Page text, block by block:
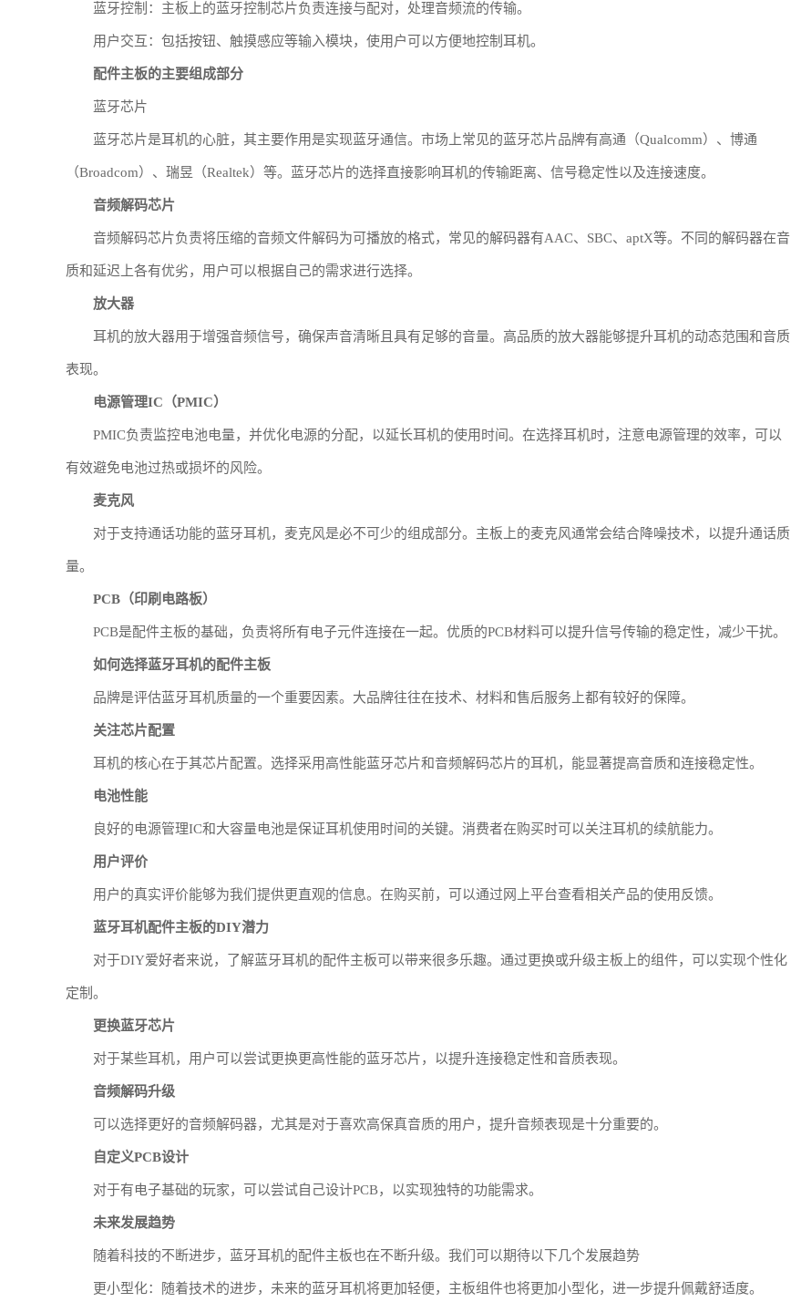
蓝牙控制：主板上的蓝牙控制芯片负责连接与配对，处理音频流的传输。
用户交互：包括按钮、触摸感应等输入模块，使用户可以方便地控制耳机。
配件主板的主要组成部分
蓝牙芯片
蓝牙芯片是耳机的心脏，其主要作用是实现蓝牙通信。市场上常见的蓝牙芯片品牌有高通（Qualcomm）、博通
（Broadcom）、瑞昱（Realtek）等。蓝牙芯片的选择直接影响耳机的传输距离、信号稳定性以及连接速度。
音频解码芯片
音频解码芯片负责将压缩的音频文件解码为可播放的格式，常见的解码器有AAC、SBC、aptX等。不同的解码器在音
质和延迟上各有优劣，用户可以根据自己的需求进行选择。
放大器
耳机的放大器用于增强音频信号，确保声音清晰且具有足够的音量。高品质的放大器能够提升耳机的动态范围和音质
表现。
电源管理IC（PMIC）
PMIC负责监控电池电量，并优化电源的分配，以延长耳机的使用时间。在选择耳机时，注意电源管理的效率，可以
有效避免电池过热或损坏的风险。
麦克风
对于支持通话功能的蓝牙耳机，麦克风是必不可少的组成部分。主板上的麦克风通常会结合降噪技术，以提升通话质
量。
PCB（印刷电路板）
PCB是配件主板的基础，负责将所有电子元件连接在一起。优质的PCB材料可以提升信号传输的稳定性，减少干扰。
如何选择蓝牙耳机的配件主板
品牌是评估蓝牙耳机质量的一个重要因素。大品牌往往在技术、材料和售后服务上都有较好的保障。
关注芯片配置
耳机的核心在于其芯片配置。选择采用高性能蓝牙芯片和音频解码芯片的耳机，能显著提高音质和连接稳定性。
电池性能
良好的电源管理IC和大容量电池是保证耳机使用时间的关键。消费者在购买时可以关注耳机的续航能力。
用户评价
用户的真实评价能够为我们提供更直观的信息。在购买前，可以通过网上平台查看相关产品的使用反馈。
蓝牙耳机配件主板的DIY潜力
对于DIY爱好者来说，了解蓝牙耳机的配件主板可以带来很多乐趣。通过更换或升级主板上的组件，可以实现个性化
定制。
更换蓝牙芯片
对于某些耳机，用户可以尝试更换更高性能的蓝牙芯片，以提升连接稳定性和音质表现。
音频解码升级
可以选择更好的音频解码器，尤其是对于喜欢高保真音质的用户，提升音频表现是十分重要的。
自定义PCB设计
对于有电子基础的玩家，可以尝试自己设计PCB，以实现独特的功能需求。
未来发展趋势
随着科技的不断进步，蓝牙耳机的配件主板也在不断升级。我们可以期待以下几个发展趋势
更小型化：随着技术的进步，未来的蓝牙耳机将更加轻便，主板组件也将更加小型化，进一步提升佩戴舒适度。